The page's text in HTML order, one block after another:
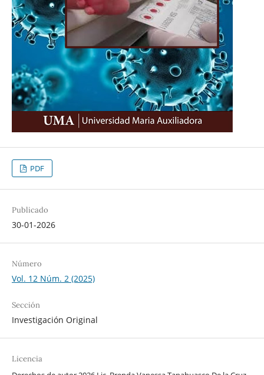
PDF
Publicado
30-01-2026
Número
Vol. 12 Núm. 2 (2025)
Sección
Investigación Original
Licencia